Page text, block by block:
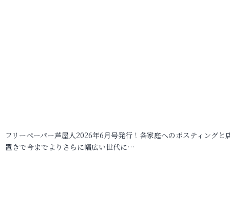
フリーペーパー芦屋人2026年6月号発行！各家庭へのポスティングと
置きで今までよりさらに幅広い世代に…